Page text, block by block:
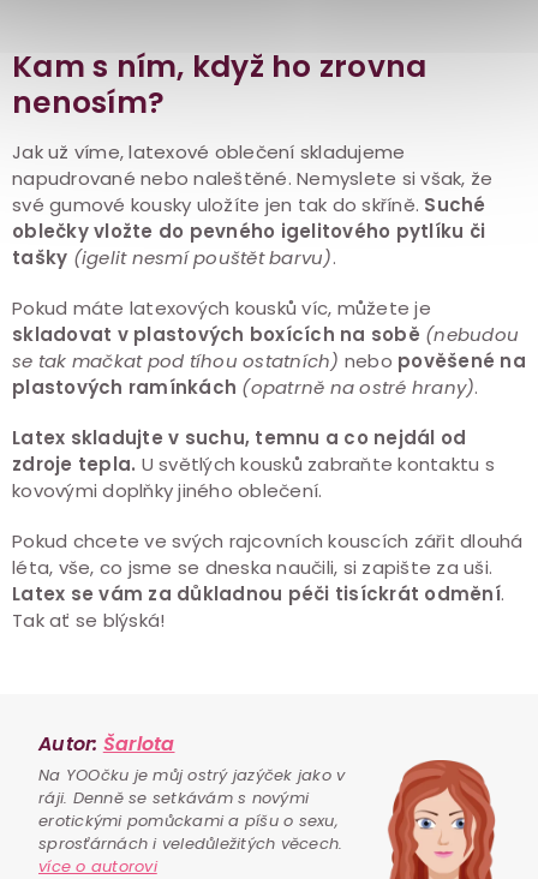
Kam s ním, když ho zrovna
nenosím?
Jak už víme, latexové oblečení skladujeme
napudrované nebo naleštěné. Nemyslete si však, že
své gumové kousky uložíte jen tak do skříně. Suché
oblečky vložte do pevného igelitového pytlíku či
tašky (igelit nesmí pouštět barvu).
Pokud máte latexových kousků víc, můžete je
skladovat v plastových boxících na sobě (nebudou
se tak mačkat pod tíhou ostatních) nebo pověšené na
plastových ramínkách (opatrně na ostré hrany).
Latex skladujte v suchu, temnu a co nejdál od
zdroje tepla. U světlých kousků zabraňte kontaktu s
kovovými doplňky jiného oblečení.
Pokud chcete ve svých rajcovních kouscích zářit dlouhá
léta, vše, co jsme se dneska naučili, si zapište za uši.
Latex se vám za důkladnou péči tisíckrát odmění.
Tak ať se blýská!
Autor: Šarlota
Na YOOčku je můj ostrý jazýček jako v
ráji. Denně se setkávám s novými
erotickými pomůckami a píšu o sexu,
sprosťárnách i veledůležitých věcech.
více o autorovi